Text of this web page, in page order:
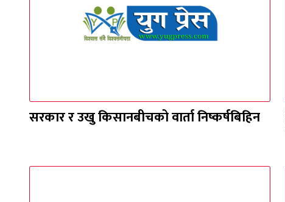
सरकार र उखु किसानबीचको वार्ता निष्कर्षबिहिन